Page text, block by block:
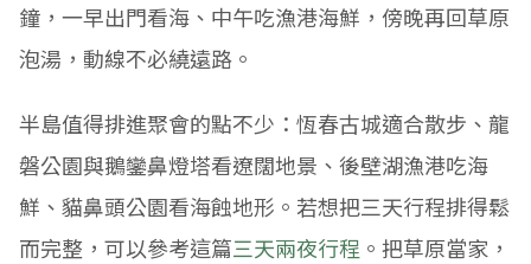
鐘，一早出門看海、中午吃漁港海鮮，傍晚再回草原
泡湯，動線不必繞遠路。
半島值得排進聚會的點不少：恆春古城適合散步、龍
磐公園與鵝鑾鼻燈塔看遼闊地景、後壁湖漁港吃海
鮮、貓鼻頭公園看海蝕地形。若想把三天行程排得鬆
而完整，可以參考這篇三天兩夜行程 。把草原當家，